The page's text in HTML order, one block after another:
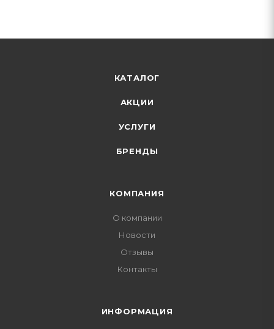
КАТАЛОГ
АКЦИИ
УСЛУГИ
БРЕНДЫ
КОМПАНИЯ
О компании
Новости
Отзывы
Контакты
ИНФОРМАЦИЯ